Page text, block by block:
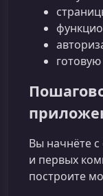
Вы начнёте
и первых
построите